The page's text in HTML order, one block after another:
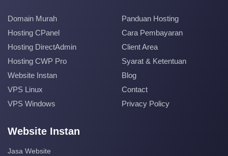
Domain Murah
Hosting CPanel
Hosting DirectAdmin
Hosting CWP Pro
Website Instan
VPS Linux
VPS Windows
Panduan Hosting
Cara Pembayaran
Client Area
Syarat & Ketentuan
Blog
Contact
Privacy Policy
Website Instan
Jasa Website